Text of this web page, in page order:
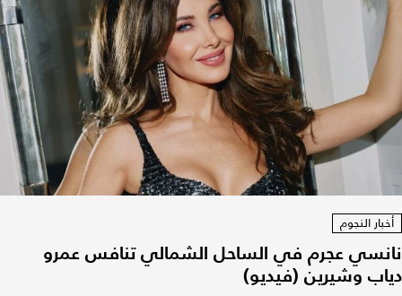
أخبار النجوم
نانسي عجرم في الساحل الشمالي تنافس عمرو
دياب وشيرين (فيديو)